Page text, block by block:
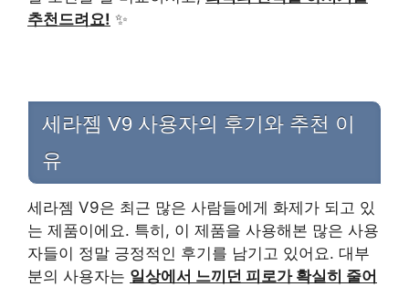
추천드려요! ✨
세라젬 V9 사용자의 후기와 추천 이
유
세라젬 V9은 최근 많은 사람들에게 화제가 되고 있
는 제품이에요. 특히, 이 제품을 사용해본 많은 사용
자들이 정말 긍정적인 후기를 남기고 있어요. 대부
분의 사용자는 일상에서 느끼던 피로가 확실히 줄어